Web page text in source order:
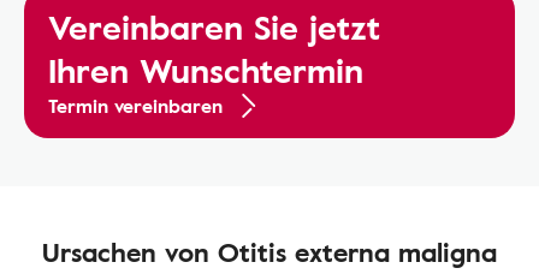
Vereinbaren Sie jetzt
Ihren Wunschtermin
Termin vereinbaren
Ursachen von Otitis externa maligna